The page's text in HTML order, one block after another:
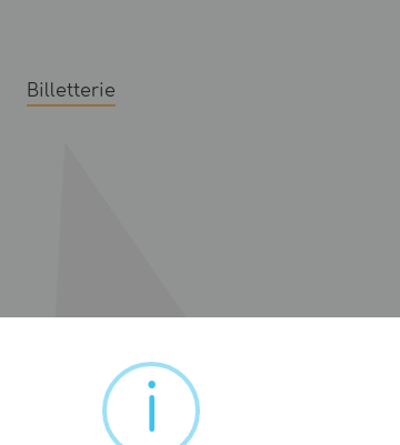
Billetterie